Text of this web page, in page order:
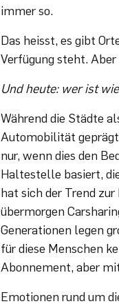
immer so.
Das heisst, es gibt
Verfügung steht.
Und heute: wer ist
Während die Städte
Automobilität
nur, wenn dies den
Haltestelle basiert,
hat sich der Trend
übermorgen
Generationen legen
für diese Menschen
Abonnement, aber
Emotionen rund um